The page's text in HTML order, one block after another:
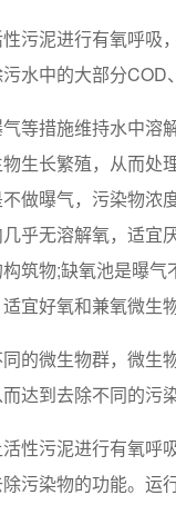
污泥进行有氧呼吸
水中的大部分COD
等措施维持水中溶
生长繁殖，从而处
做曝气，污染物浓
乎无溶解氧，适宜
筑物;缺氧池是曝气
宜好氧和兼氧微生
的微生物群，微生
达到去除不同的污
性污泥进行有氧呼
污染物的功能。运